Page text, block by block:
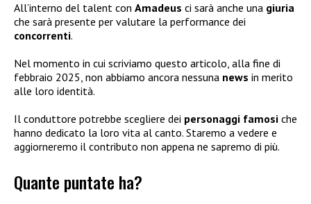
All’interno del talent con Amadeus ci sarà anche una giuria
che sarà presente per valutare la performance dei
concorrenti.
Nel momento in cui scriviamo questo articolo, alla fine di
febbraio 2025, non abbiamo ancora nessuna news in merito
alle loro identità.
Il conduttore potrebbe scegliere dei personaggi famosi che
hanno dedicato la loro vita al canto. Staremo a vedere e
aggiorneremo il contributo non appena ne sapremo di più.
Quante puntate ha?